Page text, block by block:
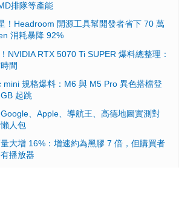
排隊等產能
！Headroom 開源工具幫開發者省下 70 萬
消耗暴降 92%
NVIDIA RTX 5070 Ti SUPER 爆料總整理：
間
規格爆料：M6 與 M5 Pro 異色搭檔登
起跳
、Apple、導航王、高德地圖實測對
人包
大增 16%：增速約為黑膠 7 倍，但購買者
播放器